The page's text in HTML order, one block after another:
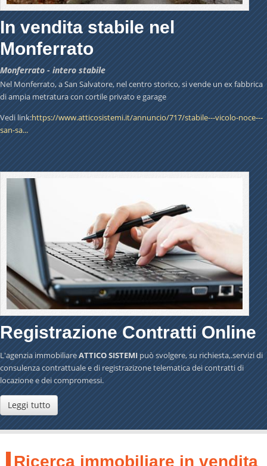
In vendita stabile nel
Monferrato
Monferrato - intero stabile
Nel Monferrato, a San Salvatore, nel centro storico, si vende un ex fabbrica
di ampia metratura con cortile privato e garage
Vedi link:https://www.atticosistemi.it/annuncio/717/stabile---vicolo-noce---
san-sa...
Registrazione Contratti Online
L'agenziaimmobiliareATTICO SISTEMIpuò svolgere, su richiesta,.servizi di
consulenza contrattuale e di registrazizone telematica dei contratti di
locazione e dei compromessi.
Leggi tutto
Ricerca immobiliare in vendita